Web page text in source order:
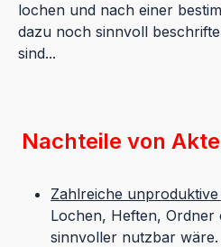
lochen und nach einer
dazu noch sinnvoll
sind...
Nachteile von
Zahlreiche
Lochen, Heften,
sinnvoller nutzbar wäre.